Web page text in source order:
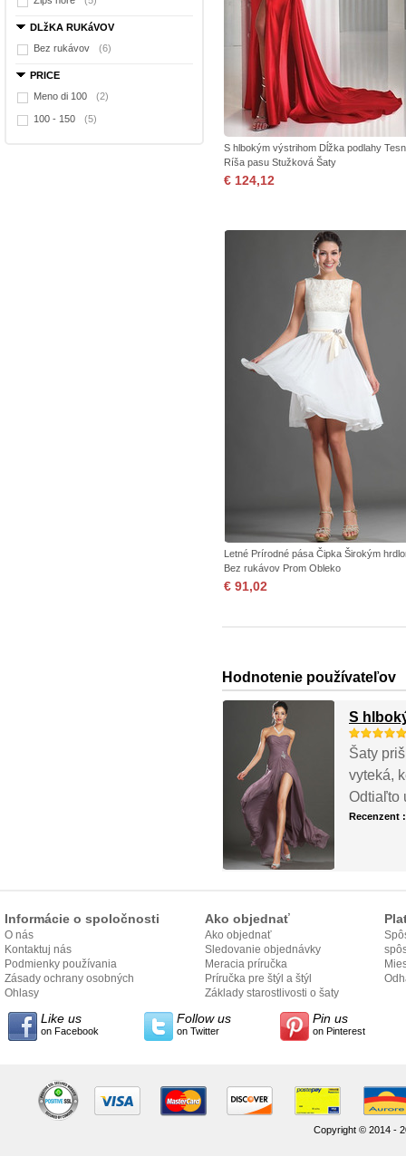
DLžKA RUKáVOV
Bez rukávov
(6)
PRICE
Meno di 100
(2)
100 - 150 (5)
S hlbokým výstrihom Dĺžka podlahy
Ríša pasu Stužková Šaty
€ 124,12
Letné Prírodné pása Čipka Širokým
Bez rukávov Prom Obleko
€ 91,02
Hodnotenie používateľov
S
Šaty
vyteká,
Odtiaľto
Recenzent
Informácie o spoločnosti
O nás
Kontaktuj nás
Podmienky používania
Zásady ochrany osobných
údajov
Ohlasy
Ako objednať
Ako objednať
Sledovanie objednávky
Meracia príručka
Príručka pre štýl a štýl
Základy starostlivosti o šaty
Like us
on Facebook
Follow us
on Twitter
Pin us
on Pinterest
Copyright © 2014 -